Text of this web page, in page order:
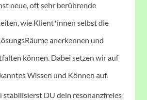
neue, oft sehr berührende
wie Klient*innen selbst die
anerkennen und
können. Dabei setzen wir auf
Wissen und Können auf.
stabilisierst DU dein resonanzfreies